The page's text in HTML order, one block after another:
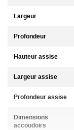
Largeur
Profondeur
Hauteur assise
Largeur assise
Profondeur assise
Dimensions
accoudoirs